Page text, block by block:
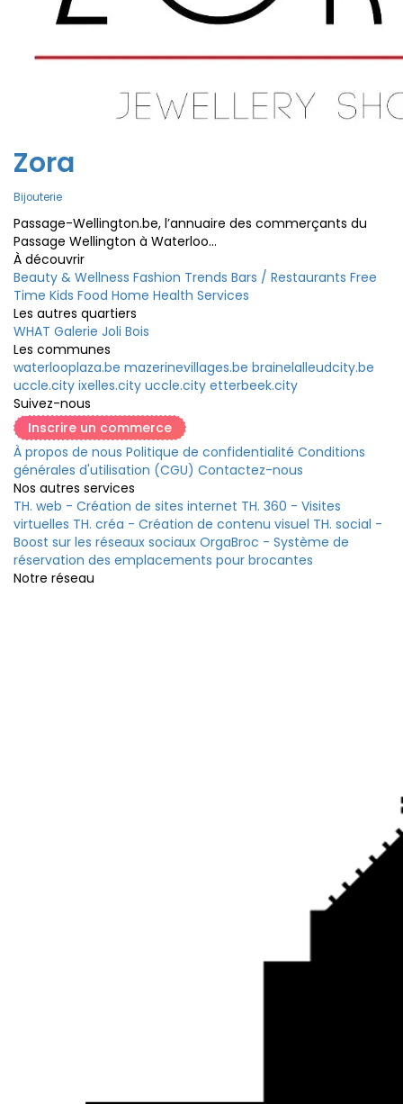
Zora
Bijouterie
Passage-Wellington.be, l’annuaire des commerçants du
Passage Wellington à Waterloo...
À découvrir
Beauty & Wellness Fashion Trends Bars / Restaurants Free
Time Kids Food Home Health Services
Les autres quartiers
WHAT Galerie Joli Bois
Les communes
waterlooplaza.be mazerinevillages.be brainelalleudcity.be
uccle.city ixelles.city uccle.city etterbeek.city
Suivez-nous
Inscrire un commerce
À propos de nous Politique de confidentialité Conditions
générales d'utilisation (CGU) Contactez-nous
Nos autres services
TH. web - Création de sites internet TH. 360 - Visites
virtuelles TH. créa - Création de contenu visuel TH. social -
Boost sur les réseaux sociaux OrgaBroc - Système de
réservation des emplacements pour brocantes
Notre réseau